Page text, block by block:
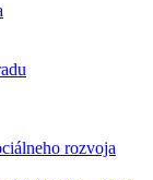
rozvoja